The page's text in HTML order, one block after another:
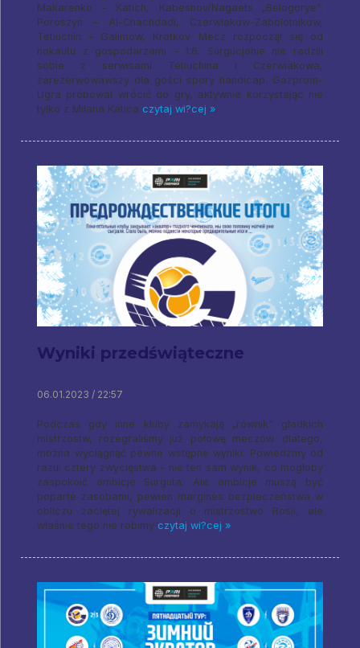
Makarenko - Katich, Kabeshov/Nagaets „Belogorye”:
Poroszyn – Al-Chachdadi, Czerwiakow-Zabolotnikow,
Tetiuchin – Galimow, Krotkov Mecz rozpoczął się od
nokautu z gospodarzami - 1:6. Surgucjanie nie radzili
sobie z serwisami Tetiuchina i Czerwiakowa,
zarezerwowawszy dla gości spory handicap. Gazprom-
Ugra próbował wrócić do gry, aktywnie korzystając nie
tylko z Milana Katica czytaj wi?cej »
Wyniki przedświąteczne
06.01.2023 / 22:57
Podczas gdy inne kluby zamykają „równik” gładkich
mistrzostw, rozegraliśmy już połowę meczów. dlatego,
można wyciągnąć pewne wstępne wyniki. Powiedzmy od
razu: cztery zwycięstwa - nie ten sam wynik, co mogłoby
zaspokoić ambicje Surguta. Ale ambicje muszą być
poparte zasobami, pewien margines bezpieczeństwa w
obliczu zaciętej rywalizacji o mistrzostwo Rosji, ale
właśnie tego nie robimy czytaj wi?cej »